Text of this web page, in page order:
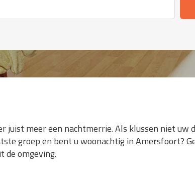
juist meer een nachtmerrie. Als klussen niet uw
groep en bent u woonachtig in Amersfoort?
de omgeving.